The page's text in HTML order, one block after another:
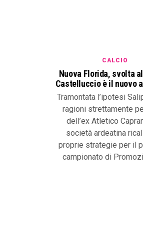
CALCIO
Nuova Florida, svolta
Castelluccio è il nuovo
Tramontata l’ipotesi
ragioni strettamente
dell’ex Atletico
società ardeatina
proprie strategie per il
campionato di